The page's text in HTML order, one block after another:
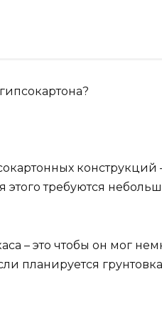
конструкций
этого требуются
– это чтобы он мог
планируется